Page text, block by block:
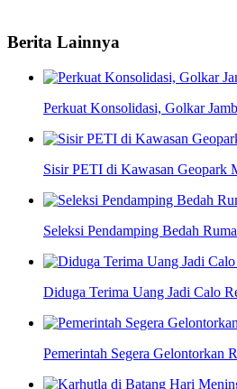
Berita Lainnya
Perkuat Konsolidasi, Golkar
Sisir PETI di Kawasan Geopark
Seleksi Pendamping Bedah
Diduga Terima Uang Jadi Calo
Pemerintah Segera Gelontorkan